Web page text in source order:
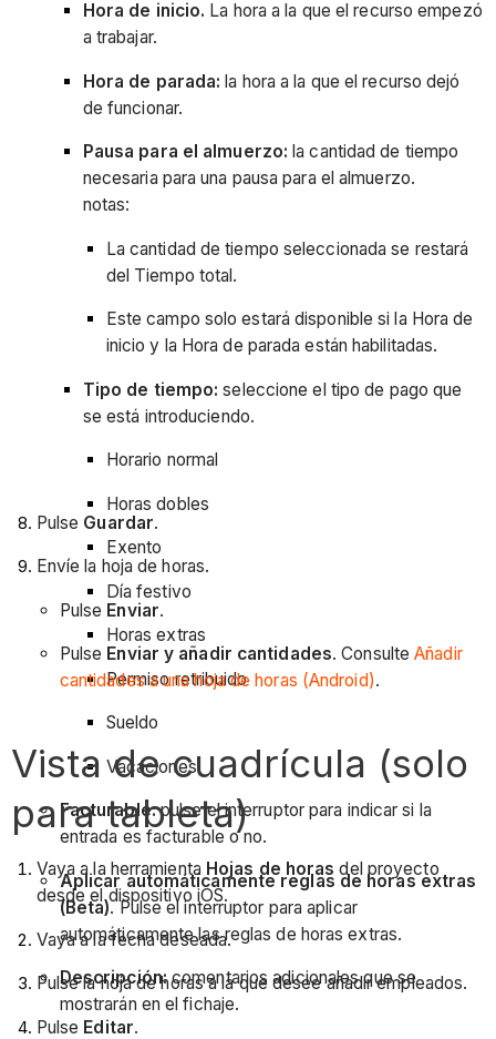
Hora de inicio. La hora a la que el recurso empezó
a trabajar.
Hora de parada: la hora a la que el recurso dejó
de funcionar.
Pausa para el almuerzo: la cantidad de tiempo
necesaria para una pausa para el almuerzo.
notas:
La cantidad de tiempo seleccionada se restará
del Tiempo total.
Este campo solo estará disponible si la Hora de
inicio y la Hora de parada están habilitadas.
Tipo de tiempo: seleccione el tipo de pago que
se está introduciendo.
Horario normal
Horas dobles
Exento
Día festivo
Horas extras
Permiso retribuido
Sueldo
Vacaciones
Facturable:pulse el interruptor para indicar si la
entrada es facturable o no.
Aplicar automáticamente reglas de horas extras
(Beta). Pulse el interruptor para aplicar
automáticamente las reglas de horas extras.
Descripción:comentarios adicionales que se
mostrarán en el fichaje.
Pulse Guardar.
Envíe la hoja de horas.
Pulse Enviar.
Pulse Enviar y añadir cantidades. ConsulteAñadir
cantidades a una hoja de horas (Android).
Vista de cuadrícula (solo
para tableta)
Vaya a la herramienta Hojas de horas del proyecto
desde el dispositivo iOS.
Vaya a la fecha deseada.
Pulse la hoja de horas a la que desee añadir empleados.
Pulse Editar.